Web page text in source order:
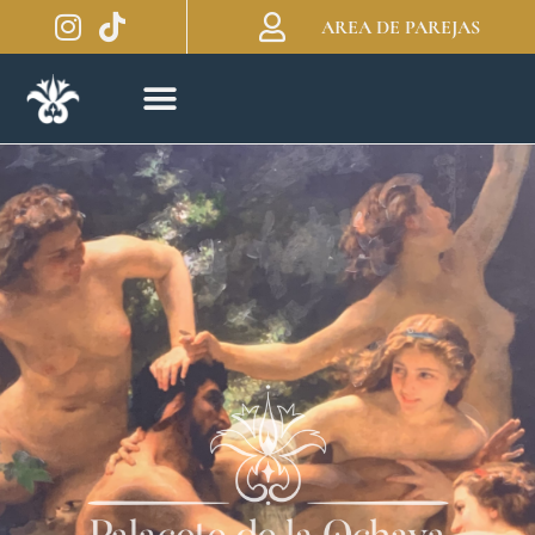
AREA DE PAREJAS